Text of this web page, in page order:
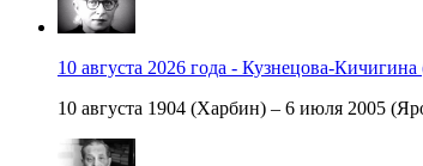
10 августа 2026 года - Кузнецова-
10 августа 1904 (Харбин) – 6 июля 2005